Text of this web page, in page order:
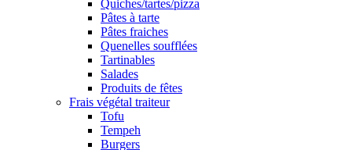
Quiches/tartes/pizza
Pâtes à tarte
Pâtes fraiches
Quenelles soufflées
Tartinables
Salades
Produits de fêtes
Frais végétal traiteur
Tofu
Tempeh
Burgers